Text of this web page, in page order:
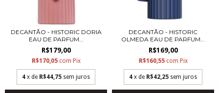
DECANTÃO - HISTORIC DORIA
EAU DE PARFUM...
R$179,00
R$170,05 com Pix
4 x de R$44,75 sem juros
DECANTÃO - HISTORIC
OLMEDA EAU DE PARFUM...
R$169,00
R$160,55 com Pix
4 x de R$42,25 sem juros